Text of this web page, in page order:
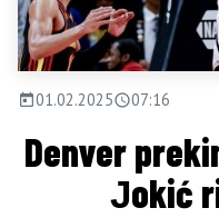
01.02.2025 07:16
Denver
Јokić